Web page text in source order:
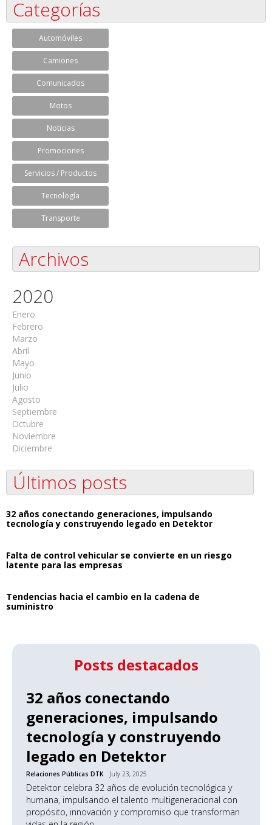
Categorías
Automóviles
Camiones
Comunicados
Motos
Noticias
Promociones
Servicios / Productos
Tecnología
Transporte
Archivos
2020
Enero
Febrero
Marzo
Abril
Mayo
Junio
Julio
Agosto
Septiembre
Octubre
Noviembre
Diciembre
Últimos posts
32 años conectando generaciones, impulsando
tecnología y construyendo legado en Detektor
Falta de control vehicular se convierte en un riesgo
latente para las empresas
Tendencias hacia el cambio en la cadena de
suministro
Posts destacados
32 años conectando
generaciones, impulsando
tecnología y construyendo
legado en Detektor
Relaciones Públicas DTK July 23, 2025
Detektor celebra 32 años de evolución tecnológica y
humana, impulsando el talento multigeneracional con
propósito, innovación y compromiso que transforman